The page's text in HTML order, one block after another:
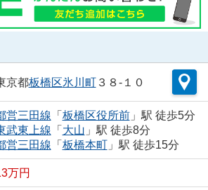
京都板橋区氷川町３８-１０
営三田線 「 板橋区役所前」駅 徒歩5分
武東上線 「 大山 」駅 徒歩8分
営三田線 「 板橋本町」駅 徒歩15分
万円